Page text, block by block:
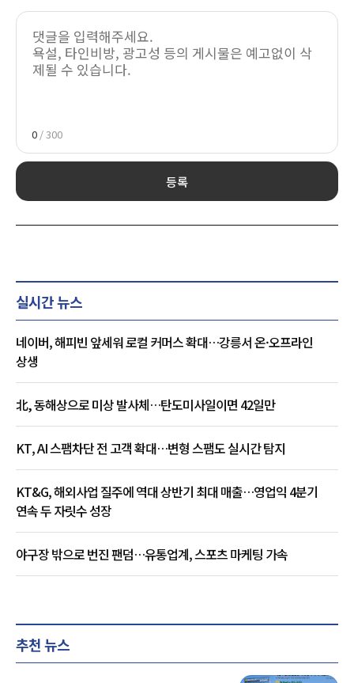
0 / 300
등록
실시간 뉴스
네이버, 해피빈 앞세워 로컬 커머스 확대…강릉서 온·오프라인
상생
北, 동해상으로 미상 발사체…탄도미사일이면 42일만
KT, AI 스팸차단 전 고객 확대…변형 스팸도 실시간 탐지
KT&G, 해외사업 질주에 역대 상반기 최대 매출…영업익 4분기
연속 두 자릿수 성장
야구장 밖으로 번진 팬덤…유통업계, 스포츠 마케팅 가속
추천 뉴스